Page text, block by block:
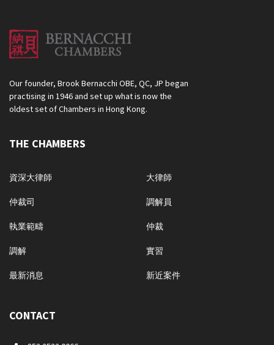
Our founder, Brook Bernacchi OBE, QC, JP began
practising in 1946 and set up what is now the
oldest set of Chambers in Hong Kong.
THE CHAMBERS
資深大律師 大律師
仲裁司 調解員
執業範疇 仲裁
調解 實習
最新消息 新近案件
CONTACT